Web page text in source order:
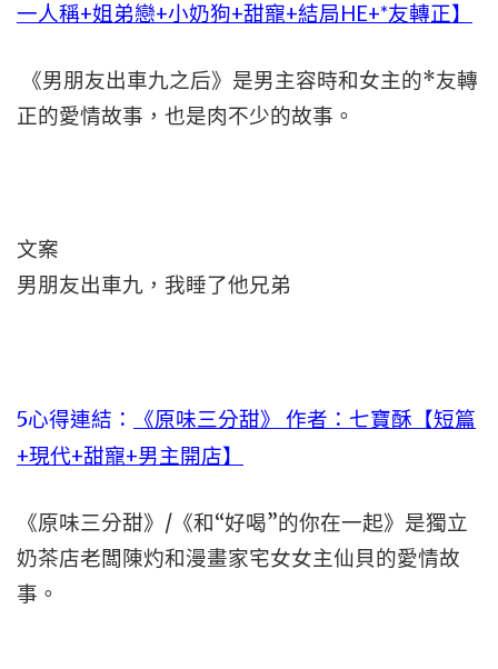
一人稱+姐弟戀+小奶狗+甜寵+結局HE+*友轉正】
《男朋友出車九之后》是男主容時和女主的*友轉
正的愛情故事，也是肉不少的故事。
文案
男朋友出車九，我睡了他兄弟
5心得連結：
《原味三分甜》 作者：七寶酥【短篇
+現代+甜寵+男主開店】
《原味三分甜》/《和“好喝”的你在一起》是獨立
奶茶店老闆陳灼和漫畫家宅女女主仙貝的愛情故
事。